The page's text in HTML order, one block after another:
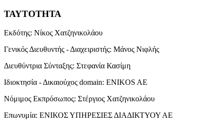
ΤΑΥΤΟΤΗΤΑ
Εκδότης: Νίκος Χατζηνικολάου
Γενικός Διευθυντής - Διαχειριστής: Μάνος Νιφλής
Διευθύντρια Σύνταξης: Στεφανία Κασίμη
Ιδιοκτησία - Δικαιούχος domain: ENIKOS AE
Νόμιμος Εκπρόσωπος: Στέργιος Χατζηνικολάου
Επωνυμία: ΕΝΙΚΟΣ ΥΠΗΡΕΣΙΕΣ ΔΙΑΔΙΚΤΥΟΥ ΑΕ